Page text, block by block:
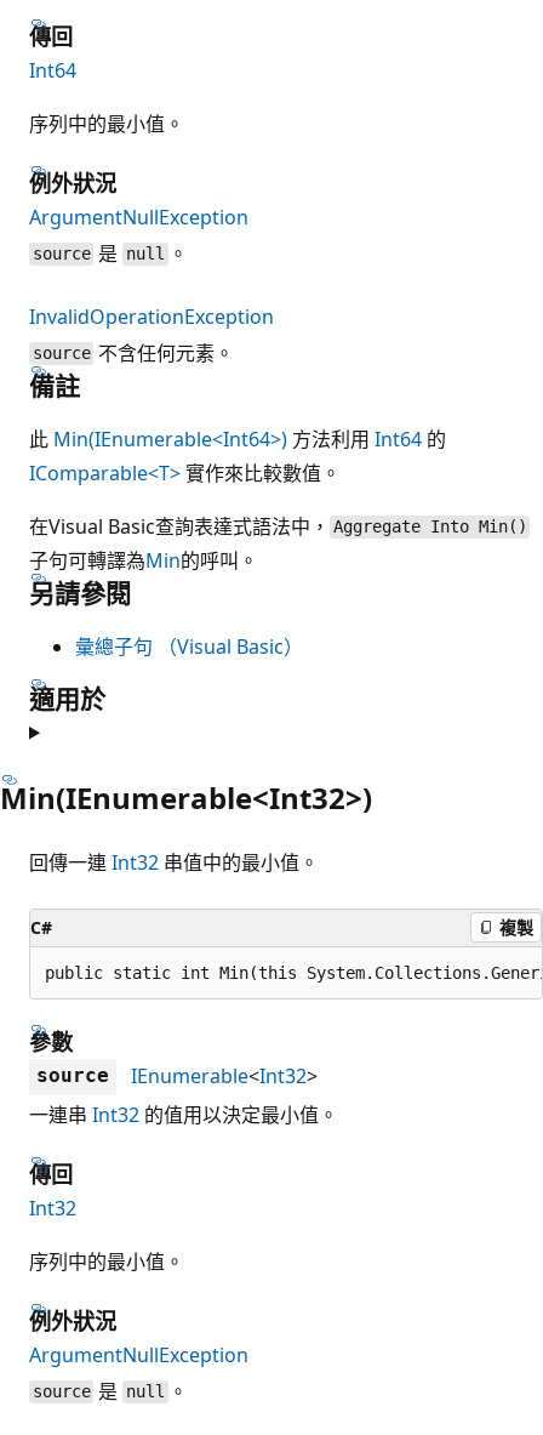
傳回
Int64
序列中的最小值。
例外狀況
ArgumentNullException
source 是 null 。
InvalidOperationException
source 不含任何元素。
備註
此 Min(IEnumerable<Int64>) 方法利用 Int64 的
IComparable<T>實作來比較數值。
在Visual Basic查詢表達式語法中， Aggregate Into Min()
子句可轉譯為Min的呼叫。
另請參閱
彙總子句 （Visual Basic）
適用於
Min(IEnumerable<Int32>)
回傳一連Int32 串值中的最小值。
C# 複製
public static int Min(this
參數
source IEnumerable<Int32>
一連串 Int32 的值用以決定最小值。
傳回
Int32
序列中的最小值。
例外狀況
ArgumentNullException
source 是 null 。